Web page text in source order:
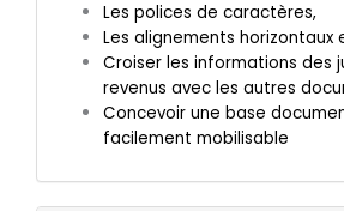
Les polices de caractères,
Les alignements horizontaux
Croiser les informations des
revenus avec les autres
Concevoir une base
facilement mobilisable